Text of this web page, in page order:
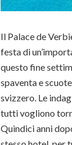
Il Palace de
festa di
questo fine
spaventa e
svizzero. Le
tutti vogliono
Quindici anni